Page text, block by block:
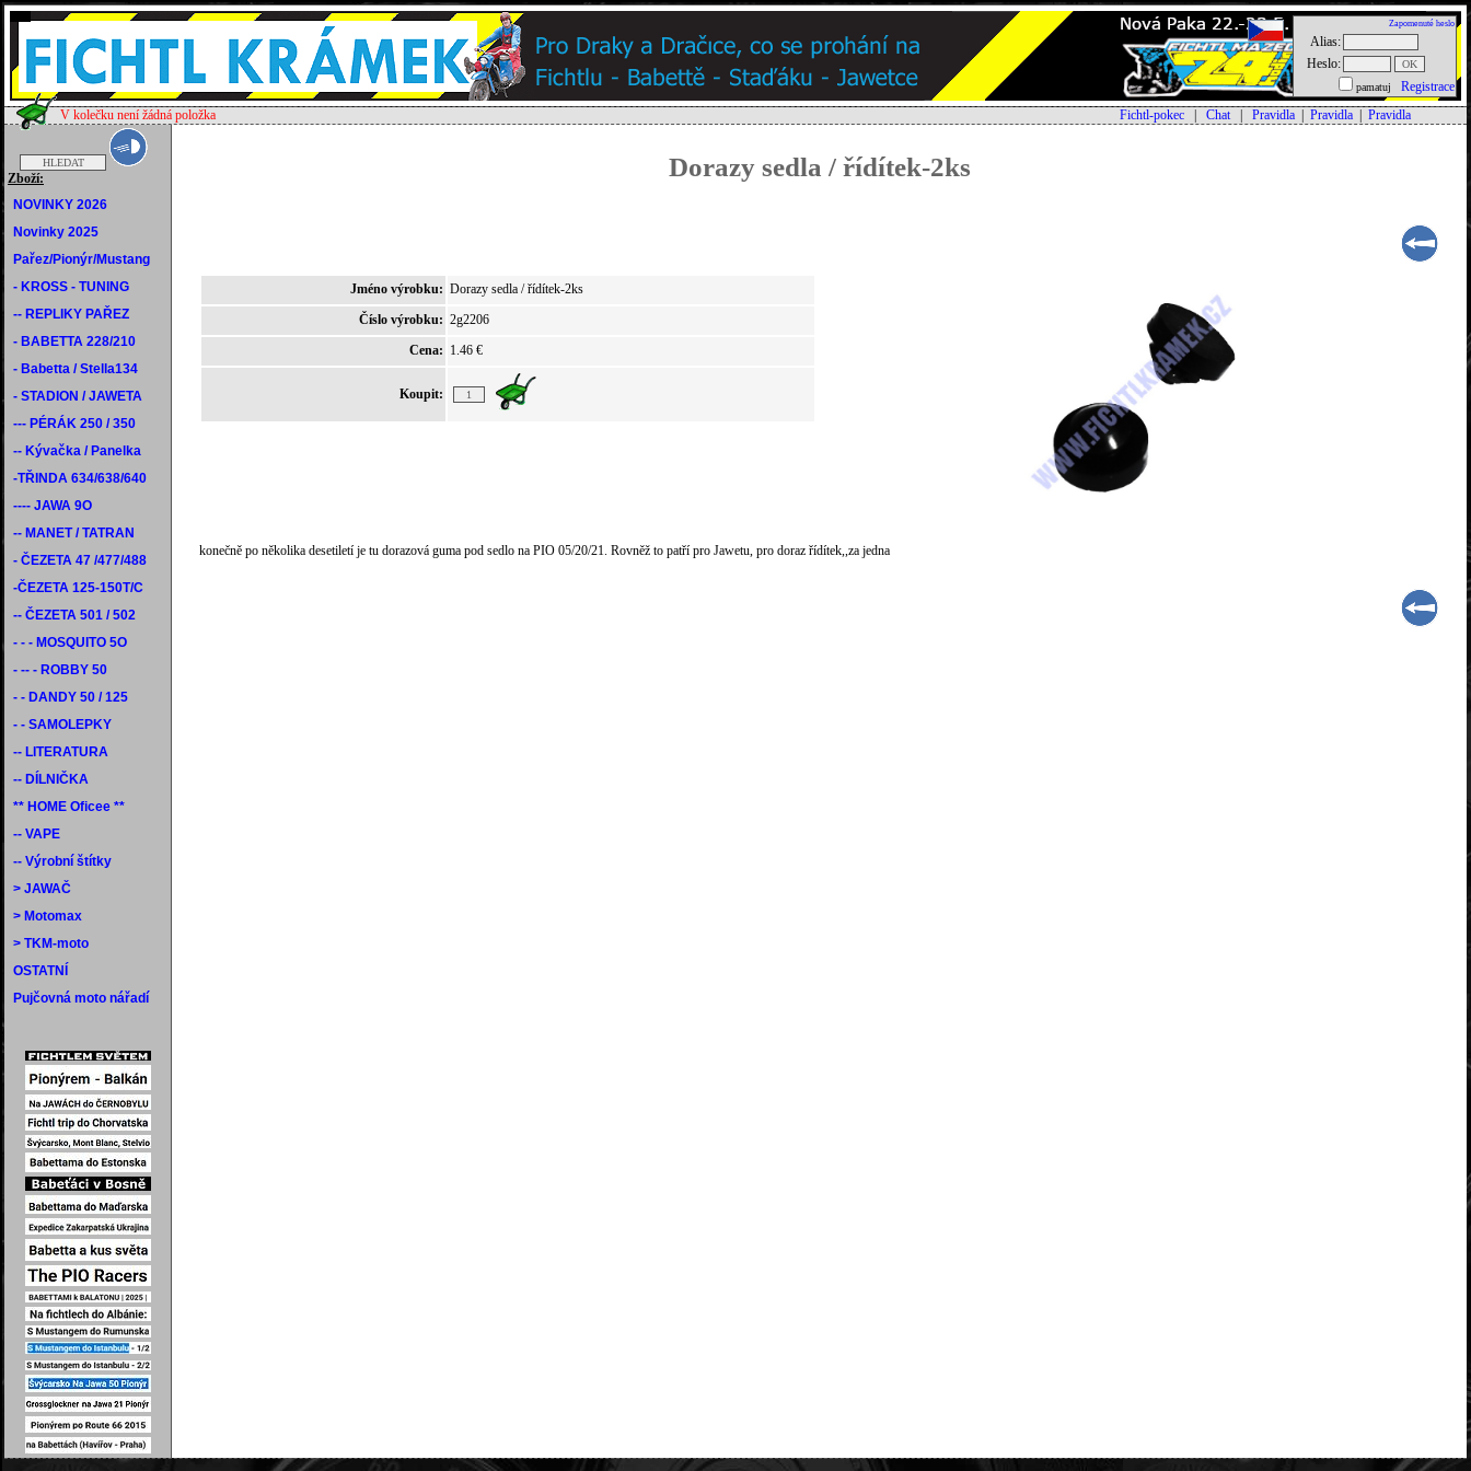
Zapomenuté heslo
Alias:
Heslo:
pamatuj
Registrace
V kolečku není žádná položka
Fichtl-pokec Chat| Pravidla Pravidla Pravidla
Zboží:
NOVINKY 2026
Novinky 2025
Pařez/Pionýr/Mustang
- KROSS - TUNING
-- REPLIKY PAŘEZ
- BABETTA 228/210
- Babetta / Stella134
- STADION / JAWETA
--- PÉRÁK 250 / 350
-- Kývačka / Panelka
-TŘINDA 634/638/640
---- JAWA 9O
-- MANET / TATRAN
- ČEZETA 47 /477/488
-ČEZETA 125-150T/C
-- ČEZETA 501 / 502
- - - MOSQUITO 5O
- -- - ROBBY 50
- - DANDY 50 / 125
- - SAMOLEPKY
-- LITERATURA
-- DÍLNIČKA
** HOME Oficee **
-- VAPE
-- Výrobní štítky
> JAWAČ
> Motomax
> TKM-moto
OSTATNÍ
Pujčovná moto nářadí
Dorazy sedla / řídítek-2ks
Jméno výrobku: Dorazy sedla / řídítek-2ks
Číslo výrobku: 2g2206
Cena: 1.46 €
Koupit:
konečně po několika desetiletí je tu dorazová guma pod sedlo na PIO 05/20/21. Rovněž to patří pro Jawetu, pro doraz řídítek,,za jedna